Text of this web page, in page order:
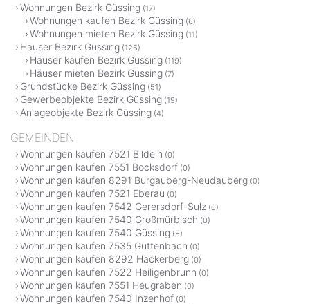
Wohnungen Bezirk Güssing (17)
Wohnungen kaufen Bezirk Güssing (6)
Wohnungen mieten Bezirk Güssing (11)
Häuser Bezirk Güssing (126)
Häuser kaufen Bezirk Güssing (119)
Häuser mieten Bezirk Güssing (7)
Grundstücke Bezirk Güssing (51)
Gewerbeobjekte Bezirk Güssing (19)
Anlageobjekte Bezirk Güssing (4)
GEMEINDEN
Wohnungen kaufen 7521 Bildein (0)
Wohnungen kaufen 7551 Bocksdorf (0)
Wohnungen kaufen 8291 Burgauberg-Neudauberg (0)
Wohnungen kaufen 7521 Eberau (0)
Wohnungen kaufen 7542 Gerersdorf-Sulz (0)
Wohnungen kaufen 7540 Großmürbisch (0)
Wohnungen kaufen 7540 Güssing (5)
Wohnungen kaufen 7535 Güttenbach (0)
Wohnungen kaufen 8292 Hackerberg (0)
Wohnungen kaufen 7522 Heiligenbrunn (0)
Wohnungen kaufen 7551 Heugraben (0)
Wohnungen kaufen 7540 Inzenhof (0)